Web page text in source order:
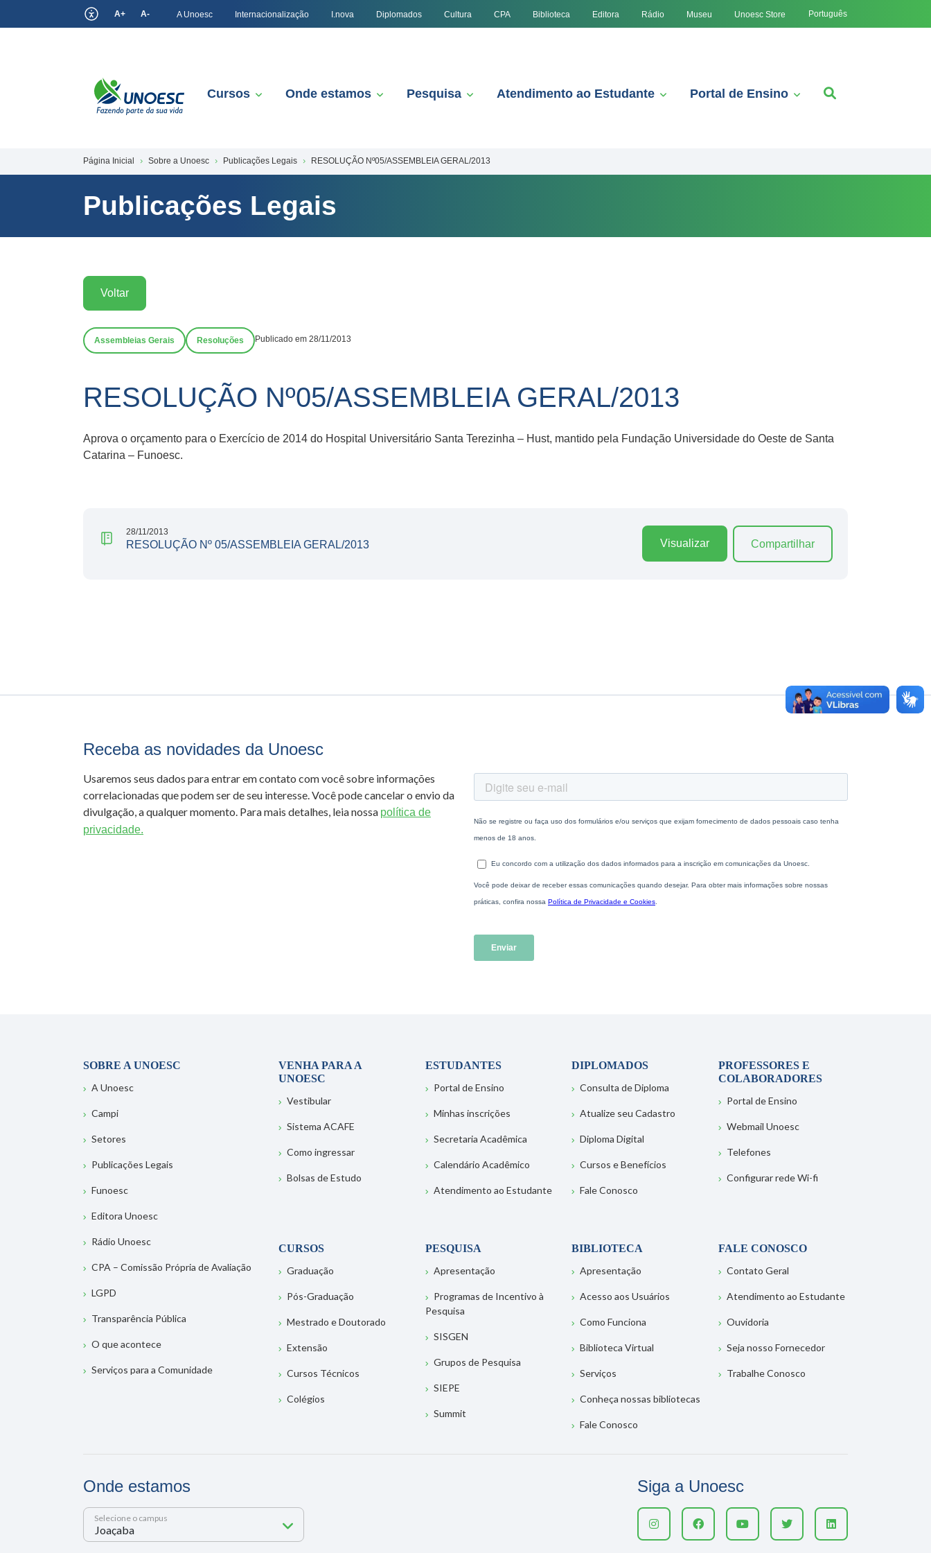
A+ A- A Unoesc Internacionalização I.nova Diplomados Cultura CPA Biblioteca Editora Rádio Museu Unoesc Store Português
Cursos Onde estamos Pesquisa Atendimento ao Estudante Portal de Ensino
Página Inicial Sobre a Unoesc Publicações Legais RESOLUÇÃO Nº05/ASSEMBLEIA GERAL/2013
Publicações Legais
Voltar
Assembleias Gerais Resoluções Publicado em 28/11/2013
RESOLUÇÃO Nº05/ASSEMBLEIA GERAL/2013
Aprova o orçamento para o Exercício de 2014 do Hospital Universitário Santa Terezinha – Hust, mantido pela Fundação Universidade do Oeste de Santa
Catarina – Funoesc.
28/11/2013
RESOLUÇÃO Nº 05/ASSEMBLEIA GERAL/2013 Visualizar Compartilhar
Receba as novidades da Unoesc
Usaremos seus dados para entrar em contato com você sobre informações
correlacionadas que podem ser de seu interesse. Você pode cancelar o envio da
divulgação, a qualquer momento. Para mais detalhes, leia nossa política de
privacidade.
SOBRE A UNOESC
A Unoesc
Campi
Setores
Publicações Legais
Funoesc
Editora Unoesc
Rádio Unoesc
CPA – Comissão Própria de Avaliação
LGPD
Transparência Pública
O que acontece
Serviços para a Comunidade
VENHA PARA A
UNOESC
Vestibular
Sistema ACAFE
Como ingressar
Bolsas de Estudo
ESTUDANTES
Portal de Ensino
Minhas inscrições
Secretaria Acadêmica
Calendário Acadêmico
Atendimento ao Estudante
DIPLOMADOS
Consulta de Diploma
Atualize seu Cadastro
Diploma Digital
Cursos e Benefícios
Fale Conosco
PROFESSORES E
COLABORADORES
Portal de Ensino
Webmail Unoesc
Telefones
Configurar rede Wi-fi
CURSOS
Graduação
Pós-Graduação
Mestrado e Doutorado
Extensão
Cursos Técnicos
Colégios
PESQUISA
Apresentação
Programas de Incentivo à
Pesquisa
SISGEN
Grupos de Pesquisa
SIEPE
Summit
BIBLIOTECA
Apresentação
Acesso aos Usuários
Como Funciona
Biblioteca Virtual
Serviços
Conheça nossas bibliotecas
Fale Conosco
FALE CONOSCO
Contato Geral
Atendimento ao Estudante
Ouvidoria
Seja nosso Fornecedor
Trabalhe Conosco
Onde estamos
Selecione o campus
Siga a Unoesc